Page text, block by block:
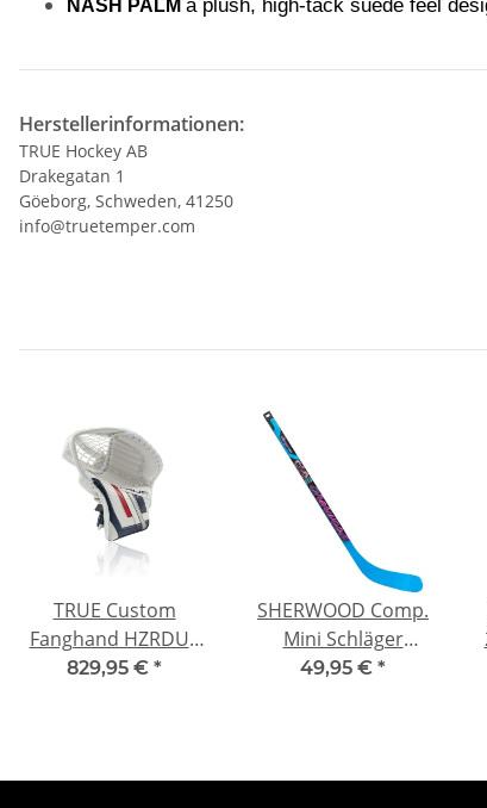
NASH PALM
Herstellerinformationen:
TRUE Hockey AB
Drakegatan 1
Göeborg, Schweden, 41250
info@truetemper.com
TRUE Custom
Fanghand HZRDUS
PX4
829,95 € *
SHERWOOD Comp.
Mini Schläger
Encrypt Pro
49,95 € *